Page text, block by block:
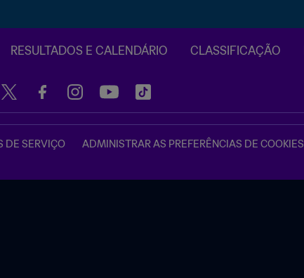
RESULTADOS E CALENDÁRIO CLASSIFICAÇÃO
DE SERVIÇO ADMINISTRAR AS PREFERÊNCIAS DE COOKIES